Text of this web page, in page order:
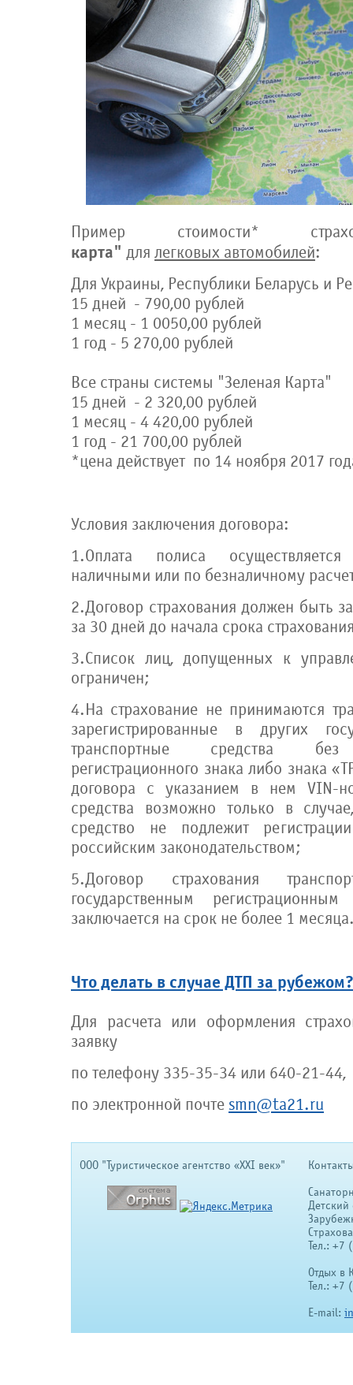
Пример стоимости*
карта" для легковых автомобилей:
Для Украины, Республики Беларусь и
15 дней - 790,00 рублей
1 месяц - 1 0050,00 рублей
1 год - 5 270,00 рублей
Все страны системы "Зеленая Карта"
15 дней - 2 320,00 рублей
1 месяц - 4 420,00 рублей
1 год - 21 700,00 рублей
*цена действует по 14 ноября 2017
Условия заключения договора:
1.Оплата полиса
наличными или по безналичному
2.Договор страхования должен быть
за 30 дней до начала срока
3.Список лиц, допущенных к
ограничен;
4.На страхование не принимаются
зарегистрированные в других
транспортные средства без
регистрационного знака либо знака
договора с указанием в нем VIN-
средства возможно только в
средство не подлежит
российским законодательством;
5.Договор страхования
государственным
заключается на срок не более 1
Что делать в случае ДТП за рубежом?
Для расчета или оформления
заявку
по телефону 335-35-34 или 640-21-44,
по электронной почте smn@ta21.ru
OOO "Туристическое агентство «XXI век»"
Детский
Тел.: +7
Отдых в
Тел.: +7
E-mail: